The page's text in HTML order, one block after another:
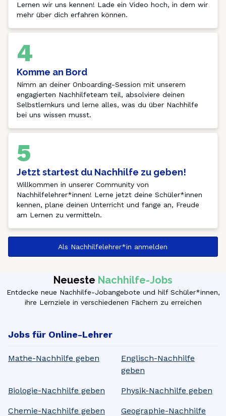
Lernen wir uns kennen! Lade ein Video hoch, in dem wir
mehr über dich erfahren können.
4
Komme an Bord
Nimm an deiner Onboarding-Session mit unserem
engagierten Nachhilfeteam teil, absolviere deinen
Selbstlernkurs und lerne alles, was du über Nachhilfe
bei uns wissen musst.
5
Jetzt startest du Nachhilfe zu geben!
Willkommen in unserer Community von
Nachhilfelehrer*innen! Lerne jetzt deine Schüler*innen
kennen, plane deinen Unterricht und fange an, Freude
am Lernen zu vermitteln.
Als Nachhilfelehrer*in anmelden
Neueste Nachhilfe-Jobs
Entdecke neue Nachhilfe-Jobangebote und hilf Schüler*innen,
ihre Lernziele in verschiedenen Fächern zu erreichen
Jobs für Online-Lehrer
Mathe-Nachhilfe geben
Englisch-Nachhilfe
geben
Biologie-Nachhilfe geben Physik-Nachhilfe geben
Chemie-Nachhilfe geben Geographie-Nachhilfe